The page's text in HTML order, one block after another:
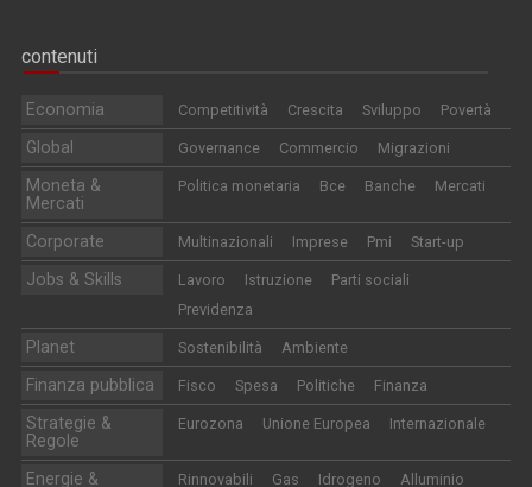
contenuti
Economia Competitività Crescita Sviluppo Povertà
Global Governance Commercio Migrazioni
Moneta &
Mercati
Politica monetaria Bce Banche Mercati
Corporate Multinazionali Imprese Pmi Start-up
Jobs & Skills Lavoro Istruzione
Parti sociali
Previdenza
Planet Sostenibilità Ambiente
Finanza pubblica Fisco Spesa Politiche Finanza
Strategie &
Regole
Eurozona Unione Europea Internazionale
Energie &
Rinnovabili Gas Idrogeno
Alluminio